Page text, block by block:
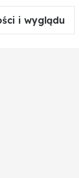
i wyglądu